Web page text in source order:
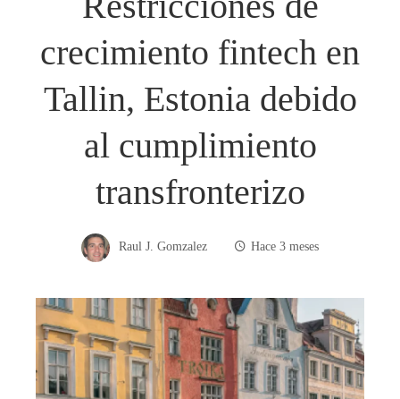
crecimiento fintech en
Tallin, Estonia debido
al cumplimiento
transfronterizo
Raul J. Gomzalez Hace 3 meses